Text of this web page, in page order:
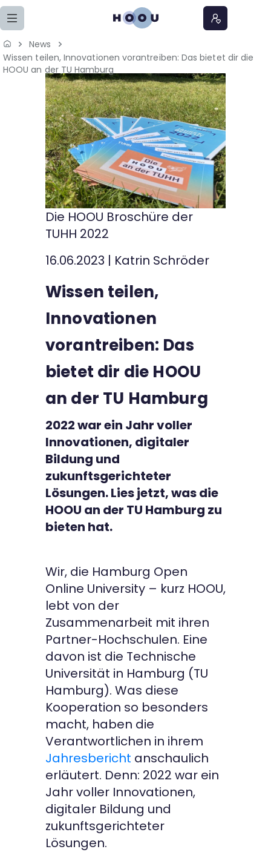
Zum Seiteninhalt springen
Home
Lernangebote
Podcasts
Meine Lernangebote
News
Veranstaltungen
Über uns
Kontakt
News
Wissen teilen, Innovationen vorantreiben: Das bietet dir die
HOOU an der TU Hamburg
Die HOOU Broschüre der
TUHH 2022
16.06.2023 | Katrin Schröder
Wissen teilen,
Innovationen
vorantreiben: Das
bietet dir die HOOU
an der TU Hamburg
2022 war ein Jahr voller
Innovationen, digitaler
Bildung und
zukunftsgerichteter
Lösungen. Lies jetzt, was die
HOOU an der TU Hamburg zu
bieten hat.
Wir, die Hamburg Open
Online University – kurz HOOU,
lebt von der
Zusammenarbeit mit ihren
Partner-Hochschulen. Eine
davon ist die Technische
Universität in Hamburg (TU
Hamburg). Was diese
Kooperation so besonders
macht, haben die
Verantwortlichen in ihrem
Jahresbericht anschaulich
erläutert. Denn: 2022 war ein
Jahr voller Innovationen,
digitaler Bildung und
zukunftsgerichteter
Lösungen.